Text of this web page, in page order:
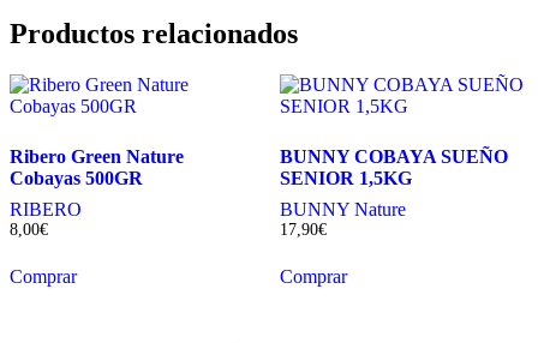
Productos relacionados
Ribero Green Nature
Cobayas 500GR
RIBERO
8,00€
Comprar
BUNNY COBAYA SUEÑO
SENIOR 1,5KG
BUNNY Nature
17,90€
Comprar